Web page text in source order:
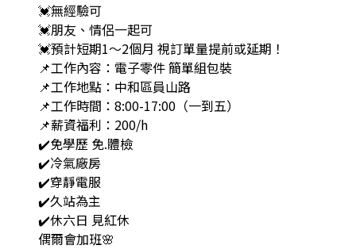
💓無經驗可
💓朋友、情侶一起可
💓預計短期1～2個月 視訂單量提前或延期！
📌工作內容：電子零件 簡單組包裝
📌工作地點：中和區員山路
📌工作時間：8:00-17:00（一到五）
📌薪資福利：200/h
✔️免學歷 免.體檢
✔️冷氣廠房
✔️穿靜電服
✔️久站為主
✔️休六日 見紅休
偶爾會加班🌸